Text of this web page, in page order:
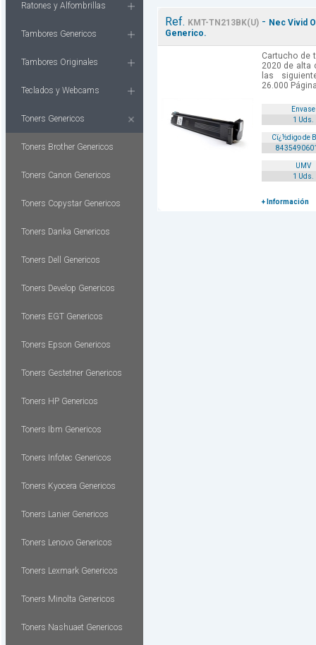
Ratones y Alfombrillas
Tambores Genericos
Tambores Originales
Teclados y Webcams
Toners Genericos
Toners Brother Genericos
Toners Canon Genericos
Toners Copystar Genericos
Toners Danka Genericos
Toners Dell Genericos
Toners Develop Genericos
Toners EGT Genericos
Toners Epson Genericos
Toners Gestetner Genericos
Toners HP Genericos
Toners Ibm Genericos
Toners Infotec Genericos
Toners Kyocera Genericos
Toners Lanier Genericos
Toners Lenovo Genericos
Toners Lexmark Genericos
Toners Minolta Genericos
Toners Nashuaet Genericos
Ref. KMT-TN213BK(U)- Nec Vivid
Generico.
Cartucho de
2020 de alta
las
26.000
Envase
1 Uds.
Cï¿½digo de
UMV
1 Uds.
+ Información